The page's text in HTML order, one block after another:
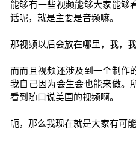
能够有一些视频能够大家能够
话呢，就是主要是音频嘛。
那视频以后会放在哪里，我，
而而且视频还涉及到一个制作
我自己因为会生会也能来做。
看到随口说美国的视频啊。
呃，那么我现在就是大家有可能